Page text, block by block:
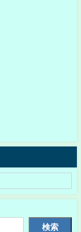
検索